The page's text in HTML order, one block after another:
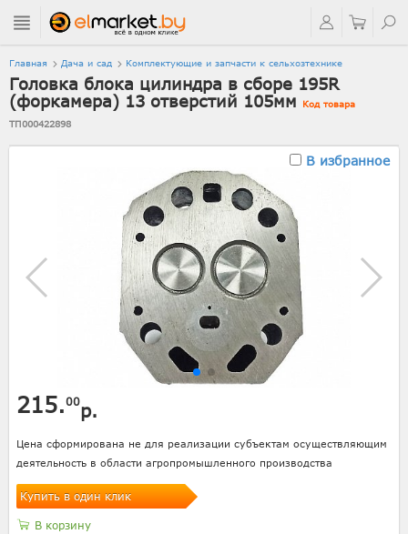
Главная Дача и сад Комплектующие и запчасти к сельхозтехнике
Головка блока цилиндра в сборе 195R
(форкамера) 13 отверстий 105мм
Код товара
ТП000422898
В избранное
215.00р.
Цена сформирована не для реализации субъектам осуществляющим
деятельность в области агропромышленного производства
Купить в один клик
В корзину